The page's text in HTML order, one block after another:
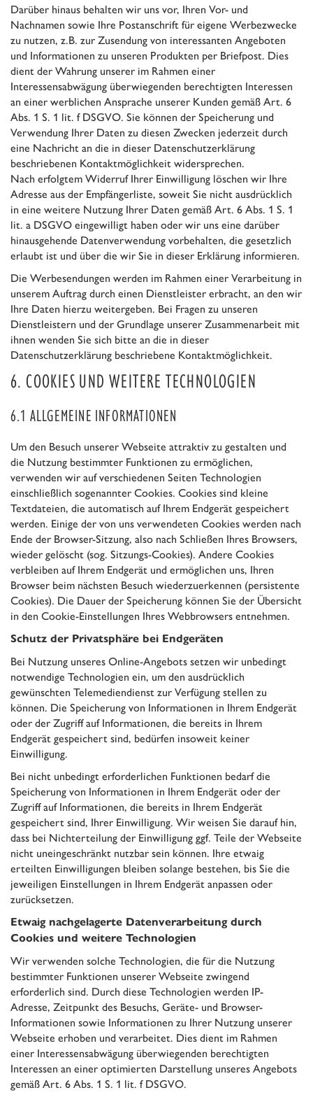
Darüber hinaus behalten wir uns vor, Ihren Vor- und
Nachnamen sowie Ihre Postanschrift für eigene Werbezwecke
zu nutzen, z.B. zur Zusendung von interessanten Angeboten
und Informationen zu unseren Produkten per Briefpost. Dies
dient der Wahrung unserer im Rahmen einer
Interessensabwägung überwiegenden berechtigten Interessen
an einer werblichen Ansprache unserer Kunden gemäß Art. 6
Abs. 1 S. 1 lit. f DSGVO. Sie können der Speicherung und
Verwendung Ihrer Daten zu diesen Zwecken jederzeit durch
eine Nachricht an die in dieser Datenschutzerklärung
beschriebenen Kontaktmöglichkeit widersprechen.
Nach erfolgtem Widerruf Ihrer Einwilligung löschen wir Ihre
Adresse aus der Empfängerliste, soweit Sie nicht ausdrücklich
in eine weitere Nutzung Ihrer Daten gemäß Art. 6 Abs. 1 S. 1
lit. a DSGVO eingewilligt haben oder wir uns eine darüber
hinausgehende Datenverwendung vorbehalten, die gesetzlich
erlaubt ist und über die wir Sie in dieser Erklärung informieren.
Die Werbesendungen werden im Rahmen einer Verarbeitung in
unserem Auftrag durch einen Dienstleister erbracht, an den wir
Ihre Daten hierzu weitergeben. Bei Fragen zu unseren
Dienstleistern und der Grundlage unserer Zusammenarbeit mit
ihnen wenden Sie sich bitte an die in dieser
Datenschutzerklärung beschriebene Kontaktmöglichkeit.
6. COOKIES UND WEITERE TECHNOLOGIEN
6.1 ALLGEMEINE INFORMATIONEN
Um den Besuch unserer Webseite attraktiv zu gestalten und
die Nutzung bestimmter Funktionen zu ermöglichen,
verwenden wir auf verschiedenen Seiten Technologien
einschließlich sogenannter Cookies. Cookies sind kleine
Textdateien, die automatisch auf Ihrem Endgerät gespeichert
werden. Einige der von uns verwendeten Cookies werden nach
Ende der Browser-Sitzung, also nach Schließen Ihres Browsers,
wieder gelöscht (sog. Sitzungs-Cookies). Andere Cookies
verbleiben auf Ihrem Endgerät und ermöglichen uns, Ihren
Browser beim nächsten Besuch wiederzuerkennen (persistente
Cookies). Die Dauer der Speicherung können Sie der Übersicht
in den Cookie-Einstellungen Ihres Webbrowsers entnehmen.
Schutz der Privatsphäre bei Endgeräten
Bei Nutzung unseres Online-Angebots setzen wir unbedingt
notwendige Technologien ein, um den ausdrücklich
gewünschten Telemediendienst zur Verfügung stellen zu
können. Die Speicherung von Informationen in Ihrem Endgerät
oder der Zugriff auf Informationen, die bereits in Ihrem
Endgerät gespeichert sind, bedürfen insoweit keiner
Einwilligung.
Bei nicht unbedingt erforderlichen Funktionen bedarf die
Speicherung von Informationen in Ihrem Endgerät oder der
Zugriff auf Informationen, die bereits in Ihrem Endgerät
gespeichert sind, Ihrer Einwilligung. Wir weisen Sie darauf hin,
dass bei Nichterteilung der Einwilligung ggf. Teile der Webseite
nicht uneingeschränkt nutzbar sein können. Ihre etwaig
erteilten Einwilligungen bleiben solange bestehen, bis Sie die
jeweiligen Einstellungen in Ihrem Endgerät anpassen oder
zurücksetzen.
Etwaig nachgelagerte Datenverarbeitung durch
Cookies und weitere Technologien
Wir verwenden solche Technologien, die für die Nutzung
bestimmter Funktionen unserer Webseite zwingend
erforderlich sind. Durch diese Technologien werden IP-
Adresse, Zeitpunkt des Besuchs, Geräte- und Browser-
Informationen sowie Informationen zu Ihrer Nutzung unserer
Webseite erhoben und verarbeitet. Dies dient im Rahmen
einer Interessensabwägung überwiegenden berechtigten
Interessen an einer optimierten Darstellung unseres Angebots
gemäß Art. 6 Abs. 1 S. 1 lit. f DSGVO.